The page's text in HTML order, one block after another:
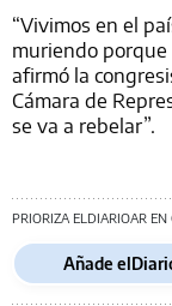
“Vivimos en el
muriendo porque
afirmó la
Cámara de
se va a rebelar”.
PRIORIZA ELDIARIOAR EN
Añade